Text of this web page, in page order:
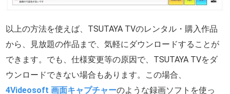
以上の方法を使えば、TSUTAYA TVのレンタル・購入作品
から、見放題の作品まで、気軽にダウンロードすることが
できます。でも、仕様変更等の原因で、TSUTAYA TVをダ
ウンロードできない場合もあります。この場合、
4Videosoft 画面キャプチャーのような録画ソフトを使っ